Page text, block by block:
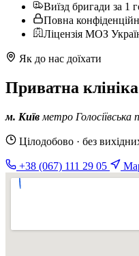
Виїзд бригади за 1
Повна
Ліцензія МОЗ
Як до нас доїхати
Приватна
м. Київ метро Голосіївська
Цілодобово · без
+38 (067) 111 29 05